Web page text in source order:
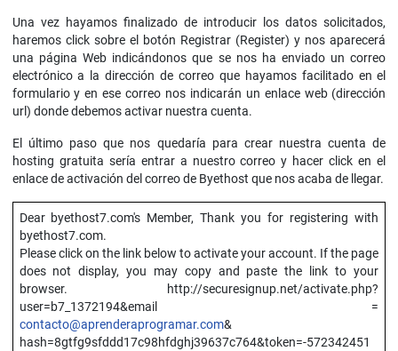
Una vez hayamos finalizado de introducir los datos solicitados,
haremos click sobre el botón Registrar (Register) y nos aparecerá
una página Web indicándonos que se nos ha enviado un correo
electrónico a la dirección de correo que hayamos facilitado en el
formulario y en ese correo nos indicarán un enlace web (dirección
url) donde debemos activar nuestra cuenta.
El último paso que nos quedaría para crear nuestra cuenta de
hosting gratuita sería entrar a nuestro correo y hacer click en el
enlace de activación del correo de Byethost que nos acaba de llegar.
Dear byethost7.com's Member, Thank you for registering with
byethost7.com.
Please click on the link below to activate your account. If the page
does not display, you may copy and paste the link to your
browser. http://securesignup.net/activate.php?
user=b7_1372194&email =
contacto@aprenderaprogramar.com&
hash=8gtfg9sfddd17c98hfdghj39637c764&token=-572342451